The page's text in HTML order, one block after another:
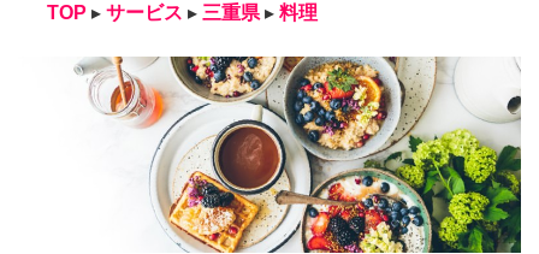
TOP ▸ サービス ▸ 三重県 ▸ 料理